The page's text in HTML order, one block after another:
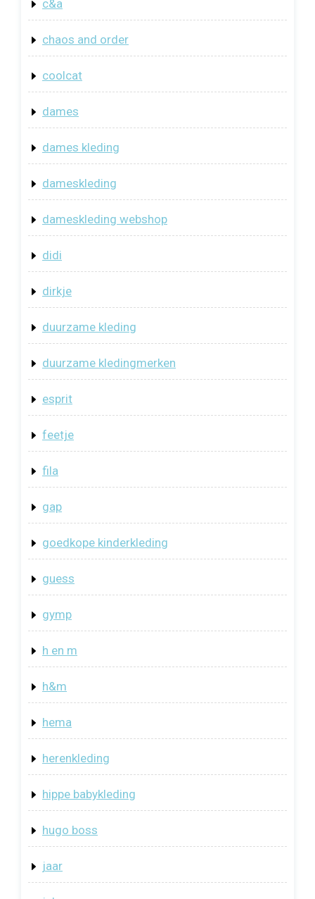
c&a
chaos and order
coolcat
dames
dames kleding
dameskleding
dameskleding webshop
didi
dirkje
duurzame kleding
duurzame kledingmerken
esprit
feetje
fila
gap
goedkope kinderkleding
guess
gymp
h en m
h&m
hema
herenkleding
hippe babykleding
hugo boss
jaar